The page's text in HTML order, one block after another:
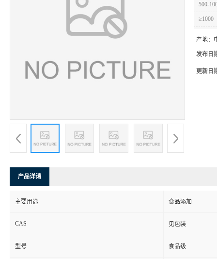
500-
≥1000
产地：
发布日
更新日
产品详请
主要用途 食品添加
CAS 见包装
型号 食品级